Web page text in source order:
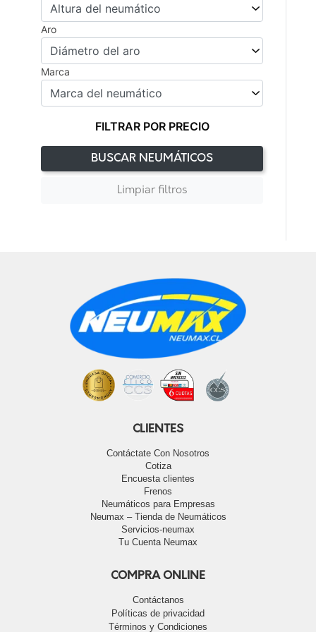
Aro
Marca
FILTRAR POR PRECIO
BUSCAR NEUMÁTICOS
Limpiar filtros
CLIENTES
Contáctate Con Nosotros
Cotiza
Encuesta clientes
Frenos
Neumáticos para Empresas
Neumax – Tienda de Neumáticos
Servicios-neumax
Tu Cuenta Neumax
COMPRA ONLINE
Contáctanos
Políticas de privacidad
Términos y Condiciones